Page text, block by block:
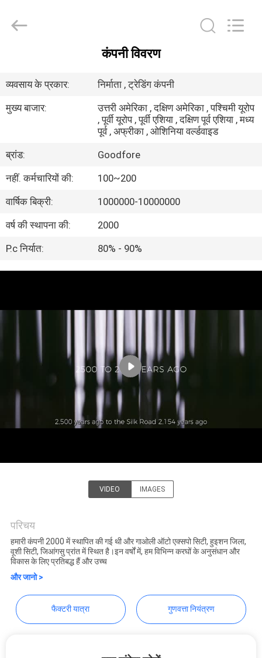
उत्पाद
हमारे
बारे
में
कारखाना
भ्रमण
गुणवत्ता
नियंत्रण
संपर्क
का
अनुरोध
करें
साइटमैप
Machinery
Co.,Ltd.
कंपनी विवरण
व्यवसाय के प्रकार:
निर्माता , ट्रेडिंग कंपनी
मुख्य बाजार:
उत्तरी अमेरिका , दक्षिण अमेरिका , पश्चिमी यूरोप
, पूर्वी यूरोप , पूर्वी एशिया , दक्षिण पूर्व एशिया , मध्य
पूर्व , अफ्रीका , ओशिनिया वर्ल्डवाइड
ब्रांड:
Goodfore
नहीं. कर्मचारियों की:
100~200
वार्षिक बिक्री:
1000000-10000000
वर्ष की स्थापना की:
2000
P.c निर्यात:
80% - 90%
VIDEO IMAGES
परिचय
हमारी कंपनी 2000 में स्थापित की गई थी और गाओली ऑटो एक्सपो सिटी, हुइशन जिला,
वूशी सिटी, जिआंगसु प्रांत में स्थित है।इन वर्षों में, हम विभिन्न करघों के अनुसंधान और
विकास के लिए प्रतिबद्ध हैं और उच्च
और जानो >
फैक्टरी यात्रा गुणवत्ता नियंत्रण